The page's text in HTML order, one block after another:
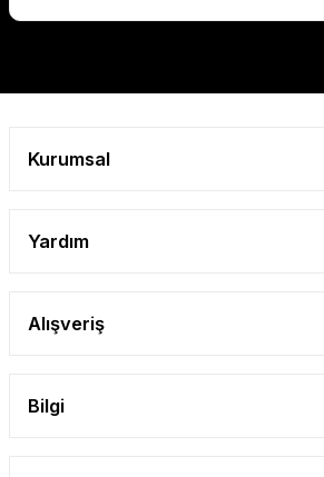
Kurumsal
Yardım
Alışveriş
Bilgi